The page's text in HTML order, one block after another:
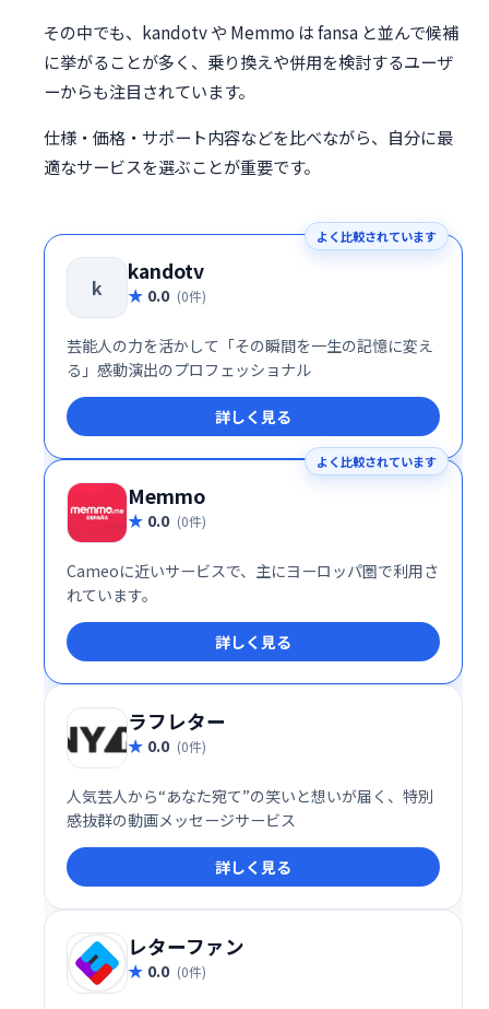
その中でも、kandotv や Memmo は fansa と並んで候補
に挙がることが多く、乗り換えや併用を検討するユーザ
ーからも注目されています。
仕様・価格・サポート内容などを比べながら、自分に最
適なサービスを選ぶことが重要です。
よく比較されています
k
kandotv
0.0 (0件)
芸能人の力を活かして「その瞬間を一生の記憶に変え
る」感動演出のプロフェッショナル
詳しく見る
よく比較されています
Memmo
0.0 (0件)
Cameoに近いサービスで、主にヨーロッパ圏で利用さ
れています。
詳しく見る
ラフレター
0.0 (0件)
人気芸人から“あなた宛て”の笑いと想いが届く、特別
感抜群の動画メッセージサービス
詳しく見る
レターファン
0.0 (0件)